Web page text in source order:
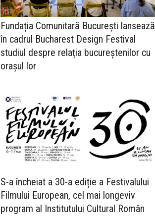
Fundația Comunitară București lansează
în cadrul Bucharest Design Festival
studiul despre relația bucureștenilor cu
orașul lor
S-a încheiat a 30-a ediție a Festivalului
Filmului European, cel mai longeviv
program al Institutului Cultural Român